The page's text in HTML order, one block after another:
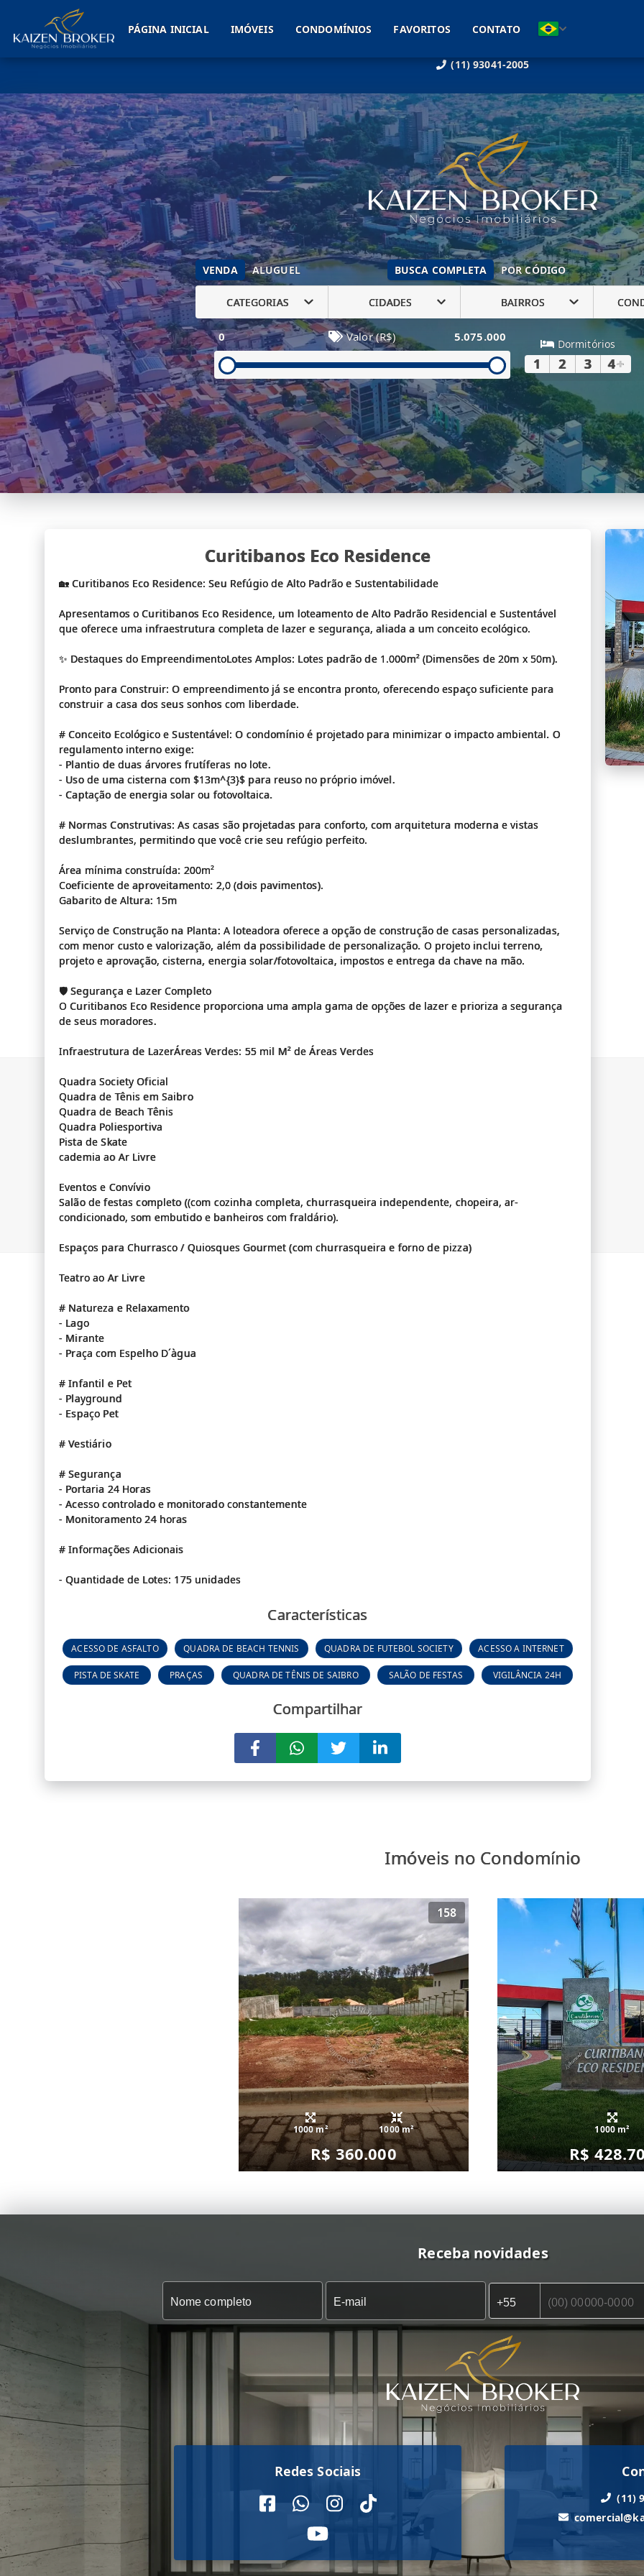
(11) 93041-2005
PÁGINA INICIAL IMÓVEIS CONDOMÍNIOS FAVORITOS CONTATO
VENDA ALUGUEL BUSCA COMPLETA POR CÓDIGO
CATEGORIAS CIDADES BAIRROS
0 Valor (R$) 5.075.000 Dormitórios
1 2 3 4+
Curitibanos Eco Residence
🏡 Curitibanos Eco Residence: Seu Refúgio de Alto Padrão e Sustentabilidade
Apresentamos o Curitibanos Eco Residence, um loteamento de Alto Padrão Residencial e Sustentável
que oferece uma infraestrutura completa de lazer e segurança, aliada a um conceito ecológico.
✨ Destaques do EmpreendimentoLotes Amplos: Lotes padrão de 1.000m² (Dimensões de 20m x 50m).
Pronto para Construir: O empreendimento já se encontra pronto, oferecendo espaço suficiente para
construir a casa dos seus sonhos com liberdade.
# Conceito Ecológico e Sustentável: O condomínio é projetado para minimizar o impacto ambiental. O
regulamento interno exige:
- Plantio de duas árvores frutíferas no lote.
- Uso de uma cisterna com $13m^{3}$ para reuso no próprio imóvel.
- Captação de energia solar ou fotovoltaica.
# Normas Construtivas: As casas são projetadas para conforto, com arquitetura moderna e vistas
deslumbrantes, permitindo que você crie seu refúgio perfeito.
Área mínima construída: 200m²
Coeficiente de aproveitamento: 2,0 (dois pavimentos).
Gabarito de Altura: 15m
Serviço de Construção na Planta: A loteadora oferece a opção de construção de casas personalizadas,
com menor custo e valorização, além da possibilidade de personalização. O projeto inclui terreno,
projeto e aprovação, cisterna, energia solar/fotovoltaica, impostos e entrega da chave na mão.
🛡️ Segurança e Lazer Completo
O Curitibanos Eco Residence proporciona uma ampla gama de opções de lazer e prioriza a segurança
de seus moradores.
Infraestrutura de LazerÁreas Verdes: 55 mil M² de Áreas Verdes
Quadra Society Oficial
Quadra de Tênis em Saibro
Quadra de Beach Tênis
Quadra Poliesportiva
Pista de Skate
cademia ao Ar Livre
Eventos e Convívio
Salão de festas completo ((com cozinha completa, churrasqueira independente, chopeira, ar-
condicionado, som embutido e banheiros com fraldário).
Espaços para Churrasco / Quiosques Gourmet (com churrasqueira e forno de pizza)
Teatro ao Ar Livre
# Natureza e Relaxamento
- Lago
- Mirante
- Praça com Espelho D´àgua
# Infantil e Pet
- Playground
- Espaço Pet
# Vestiário
# Segurança
- Portaria 24 Horas
- Acesso controlado e monitorado constantemente
- Monitoramento 24 horas
# Informações Adicionais
Características
ACESSO DE ASFALTO QUADRA DE BEACH TENNIS QUADRA DE FUTEBOL SOCIETY ACESSO A INTERNET
PISTA DE SKATE PRAÇAS QUADRA DE TÊNIS DE SAIBRO SALÃO DE FESTAS VIGILÂNCIA 24H
Compartilhar
Imóveis no Condomínio
158
1000 m² 1000 m²
R$ 360.000
1000 m²
R$
Receba novidades
Redes Sociais
(11)